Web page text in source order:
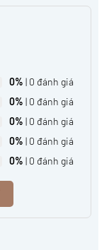
0% | 0 đánh giá
0% | 0 đánh giá
0% | 0 đánh giá
0% | 0 đánh giá
0% | 0 đánh giá